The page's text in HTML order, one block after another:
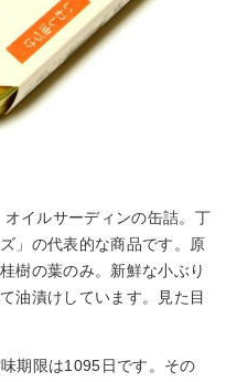
イルサーディンの缶詰。丁
」の代表的な商品です。原
樹の葉のみ。新鮮な小ぶり
油漬けしています。見た目
期限は1095日です。その